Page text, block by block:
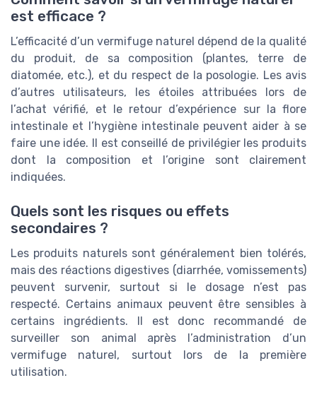
est efficace ?
L’efficacité d’un vermifuge naturel dépend de la qualité
du produit, de sa composition (plantes, terre de
diatomée, etc.), et du respect de la posologie. Les avis
d’autres utilisateurs, les étoiles attribuées lors de
l’achat vérifié, et le retour d’expérience sur la flore
intestinale et l’hygiène intestinale peuvent aider à se
faire une idée. Il est conseillé de privilégier les produits
dont la composition et l’origine sont clairement
indiquées.
Quels sont les risques ou effets
secondaires ?
Les produits naturels sont généralement bien tolérés,
mais des réactions digestives (diarrhée, vomissements)
peuvent survenir, surtout si le dosage n’est pas
respecté. Certains animaux peuvent être sensibles à
certains ingrédients. Il est donc recommandé de
surveiller son animal après l’administration d’un
vermifuge naturel, surtout lors de la première
utilisation.